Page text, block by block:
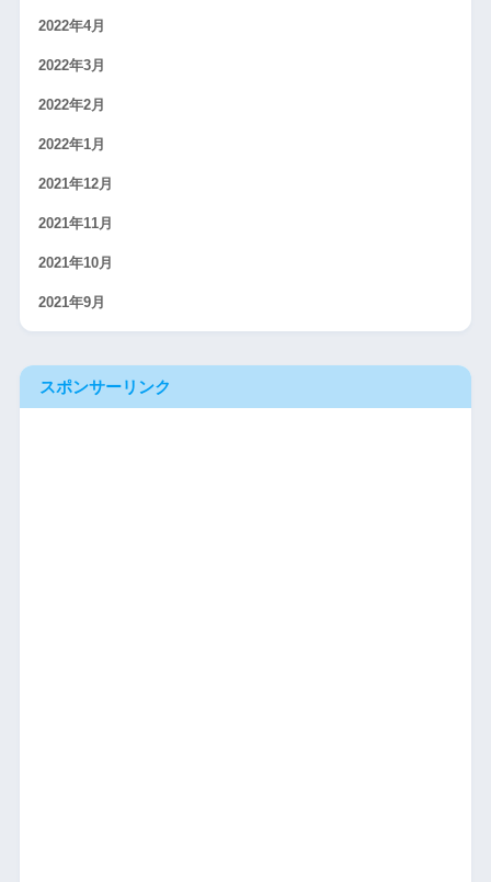
2022年4月
2022年3月
2022年2月
2022年1月
2021年12月
2021年11月
2021年10月
2021年9月
スポンサーリンク